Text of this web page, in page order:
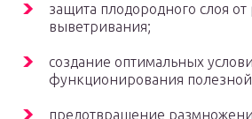
защита плодородного слоя
выветривания;
создание оптимальных
функционирования
предотвращение